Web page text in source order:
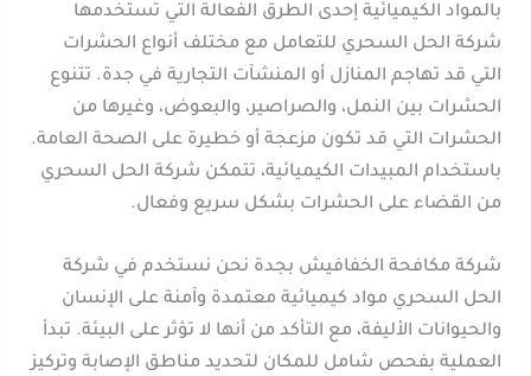
بالمواد الكيميائية إحدى الطرق الفعالة التي تستخدمها
شركة الحل السحري للتعامل مع مختلف أنواع الحشرات
التي قد تهاجم المنازل أو المنشآت التجارية في جدة. تتنوع
الحشرات بين النمل، والصراصير، والبعوض، وغيرها من
الحشرات التي قد تكون مزعجة أو خطيرة على الصحة العامة.
باستخدام المبيدات الكيميائية، تتمكن شركة الحل السحري
من القضاء على الحشرات بشكل سريع وفعال.
شركة مكافحة الخفافيش بجدة نحن نستخدم في شركة
الحل السحري مواد كيميائية معتمدة وآمنة على الإنسان
والحيوانات الأليفة، مع التأكد من أنها لا تؤثر على البيئة. تبدأ
العملية بفحص شامل للمكان لتحديد مناطق الإصابة وتركيز